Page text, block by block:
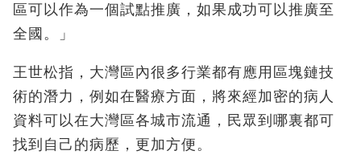
區可以作為一個試點推廣，如果成功可以推廣至
全國。」
王世松指，大灣區內很多行業都有應用區塊鏈技
術的潛力，例如在醫療方面，將來經加密的病人
資料可以在大灣區各城市流通，民眾到哪裏都可
找到自己的病歷，更加方便。